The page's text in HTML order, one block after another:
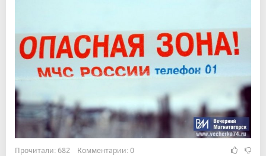
Прочитали: 682 Комментарии: 0